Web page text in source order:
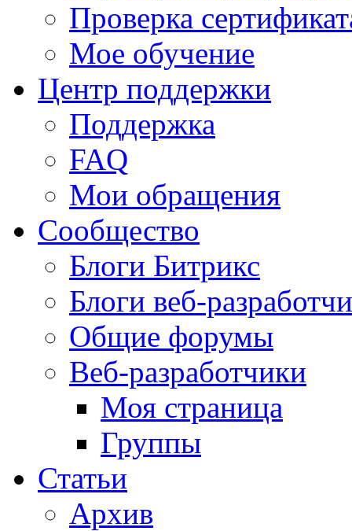
Проверка
Мое обучение
Центр поддержки
Поддержка
FAQ
Мои обращения
Сообщество
Блоги Битрикс
Блоги веб-
Общие форумы
Веб-разработчики
Моя страница
Группы
Статьи
Архив